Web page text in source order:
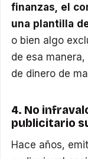
finanzas, el
una plantilla
o bien algo
de esa
de dinero de
4. No
publicitario
Hace años,